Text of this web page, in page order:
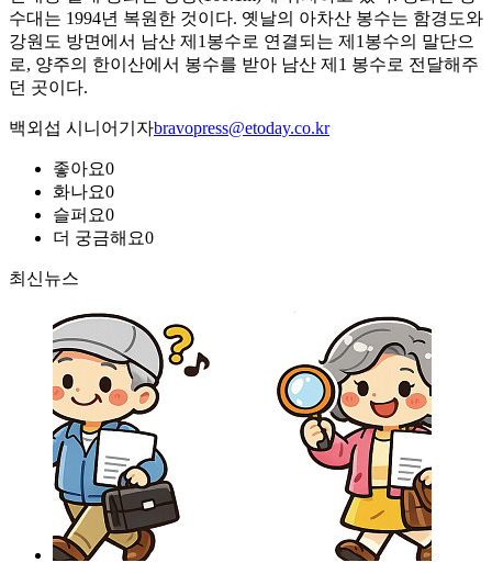
수대는 1994년 복원한 것이다. 옛날의 아차산 봉수는 함경도와
강원도 방면에서 남산 제1봉수로 연결되는 제1봉수의 말단으
로, 양주의 한이산에서 봉수를 받아 남산 제1 봉수로 전달해주
던 곳이다.
백외섭 시니어기자bravopress@etoday.co.kr
좋아요0
화나요0
슬퍼요0
더 궁금해요0
최신뉴스